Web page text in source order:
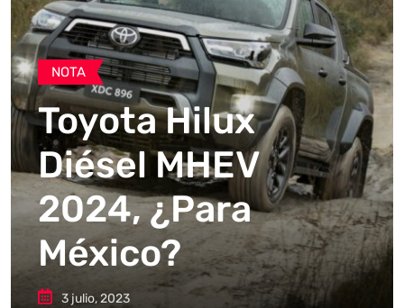
NOTA
Toyota Hilux
Diésel MHEV
2024, ¿Para
México?
3 julio, 2023